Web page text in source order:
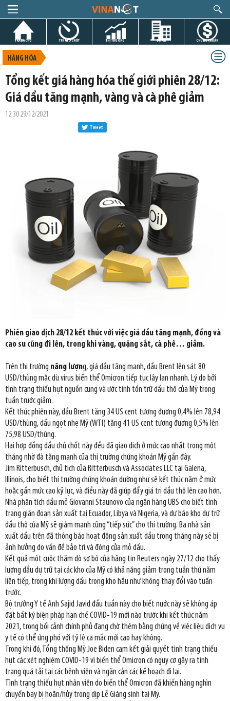
TRANG CHỦ TIN GIỜ CHÓT THỊ TRƯỜNG DỰ ÁN CHỨNG KHOÁN
HÀNG HÓA
Tổng kết giá hàng hóa thế giới phiên 28/12:
Giá dầu tăng mạnh, vàng và cà phê giảm
12:30 29/12/2021
Tweet
Phiên giao dịch 28/12 kết thúc với việc giá dầu tăng mạnh, đồng và
cao su cũng đi lên, trong khi vàng, quặng sắt, cà phê… giảm.
Trên thị trường năng lượng, giá dầu tăng mạnh, dầu Brent lên sát 80
USD/thùng mặc dù virus biến thể Omicron tiếp tục lây lan nhanh. Lý do bởi
tình trạng thiếu hụt nguồn cung và ước tính tồn trữ dầu thô của Mỹ trong
tuần trước giảm.
Kết thúc phiên này, dầu Brent tăng 34 US cent tương đương 0,4% lên 78,94
USD/thùng, dầu ngọt nhẹ Mỹ (WTI) tăng 41 US cent tương đương 0,5% lên
75,98 USD/thùng.
Hai hợp đồng dầu chủ chốt này đều đã giao dịch ở mức cao nhất trong một
tháng nhờ đà tăng mạnh của thị trường chứng khoán Mỹ gần đây.
Jim Ritterbusch, chủ tịch của Ritterbusch và Associates LLC tại Galena,
Illinois, cho biết thị trường chứng khoán dường như sẽ kết thúc năm ở mức
hoặc gần mức cao kỷ lục, và điều này đã giúp đẩy giá trị dầu thô lên cao hơn.
Nhà phân tích dầu mỏ Giovanni Staunovo của ngân hàng UBS cho biết tình
trạng gián đoạn sản xuất tại Ecuador, Libya và Nigeria, và dự báo kho dự trữ
dầu thô của Mỹ sẽ giảm mạnh cũng “tiếp sức” cho thị trường. Ba nhà sản
xuất dầu trên đã thông báo hoạt động sản xuất dầu trong tháng này sẽ bị
ảnh hưởng do vấn đề bảo trì và đóng cửa mỏ dầu.
Kết quả một cuộc thăm dò sơ bộ của hãng tin Reuters ngày 27/12 cho thấy
lượng dầu dự trữ tại các kho của Mỹ có khả năng giảm trong tuần thứ năm
liên tiếp, trong khi lượng dầu trong kho hầu như không thay đổi vào tuần
trước.
Bộ trưởng Y tế Anh Sajid Javid đầu tuần này cho biết nước này sẽ không áp
đặt bất kỳ biện pháp hạn chế COVID-19 mới nào trước khi kết thúc năm
2021, trong bối cảnh chính phủ đang chờ thêm bằng chứng về việc liệu dịch vụ
y tế có thể ứng phó với tỷ lệ ca mắc mới cao hay không.
Trong khi đó, Tổng thống Mỹ Joe Biden cam kết giải quyết tình trạng thiếu
hụt các xét nghiệm COVID-19 vì biến thể Omicron có nguy cơ gây ra tình
trạng quá tải tại các bệnh viện và ngăn cản các kế hoạch đi lại.
Tình trạng thiếu hụt nhân viên do biến thể Omicron đã khiến hàng nghìn
chuyến bay bị hoãn/hủy trong dịp Lễ Giáng sinh tại Mỹ.